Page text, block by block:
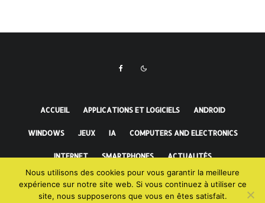
ACCUEIL APPLICATIONS ET LOGICIELS ANDROID
WINDOWS JEUX IA COMPUTERS AND ELECTRONICS
INTERNET SMARTPHONES ACTUALITÉS
FAITS INCROYABLES
Nous utilisons des cookies pour vous garantir la meilleure
expérience sur notre site web. Si vous continuez à utiliser ce
site, nous supposerons que vous en êtes satisfait.